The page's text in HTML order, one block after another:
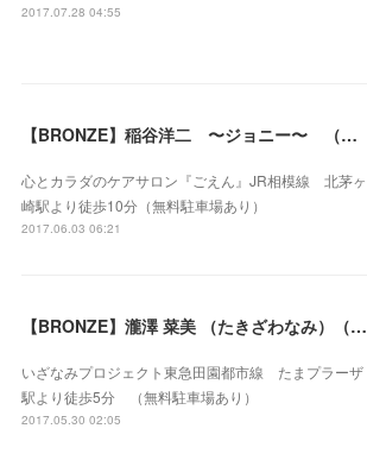
2017.07.28 04:55
【BRONZE】稲谷洋二 〜ジョニー〜 （神奈川県茅ヶ崎市）
心とカラダのケアサロン『ごえん』JR相模線 北茅ヶ
崎駅より徒歩10分（無料駐車場あり）
2017.06.03 06:21
【BRONZE】瀧澤 菜美 （たきざわなみ）（神奈川県横浜市）
いざなみプロジェクト東急田園都市線 たまプラーザ
駅より徒歩5分 （無料駐車場あり）
2017.05.30 02:05